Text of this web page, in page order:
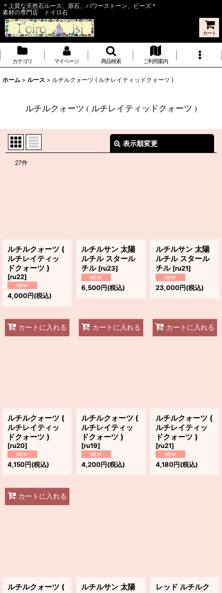
＊上質な天然石ルース、原石、パワーストーン、ビーズ＊
素材の専門店 トイロ石
カート
カテゴリ マイページ 商品検索 ご利用案内
ホーム > ルース > ルチルクォーツ ( ルチレイティッドクォーツ )
ルチルクォーツ ( ルチレイティッドクォーツ )
表示順変更
27件
ルチルクォーツ (
ルチレイティッ
ドクォーツ )
[ru22]
4,000円(税込)
カートに入れる
ルチルサン 太陽
ルチル スタール
チル [ru23]
6,500円(税込)
カートに入れる
ルチルサン 太陽
ルチル スタール
チル [ru21]
23,000円(税込)
カートに入れる
ルチルクォーツ (
ルチレイティッ
ドクォーツ )
[ru20]
4,150円(税込)
カートに入れる
ルチルクォーツ (
ルチレイティッ
ドクォーツ )
[ru19]
4,200円(税込)
ルチルクォーツ (
ルチレイティッ
ドクォーツ )
[ru21]
4,180円(税込)
ルチルクォーツ (
ルチルサン 太陽
レッド ルチルク